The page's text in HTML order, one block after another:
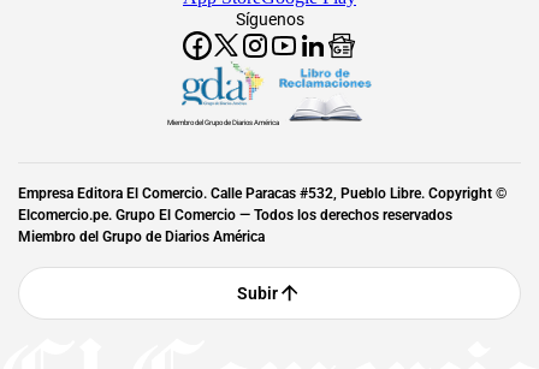
Síguenos
Miembro del Grupo de Diarios América
Empresa Editora El Comercio. Calle Paracas #532, Pueblo Libre. Copyright ©
Elcomercio.pe. Grupo El Comercio — Todos los derechos reservados
Miembro del Grupo de Diarios América
Subir